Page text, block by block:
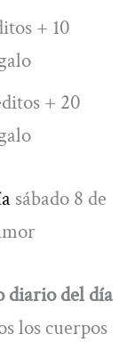
+ 10
+ 20
sábado 8 de
diario del día
los cuerpos